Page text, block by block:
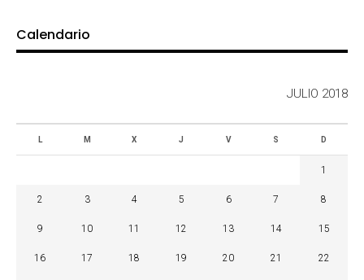
Calendario
JULIO 2018
L M X J V S D
1
2 3 4 5 6 7 8
9 10 11 12 13 14 15
16 17 18 19 20 21 22